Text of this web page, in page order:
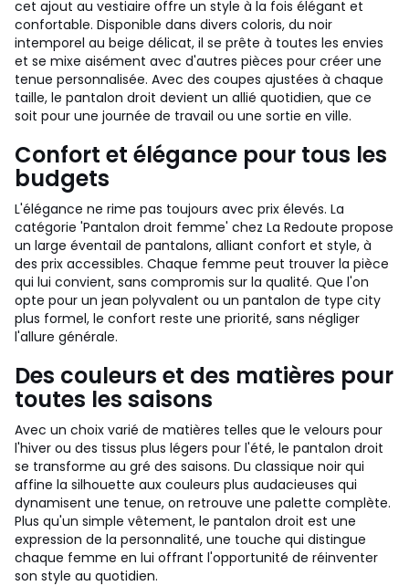
cet ajout au vestiaire offre un style à la fois élégant et
confortable. Disponible dans divers coloris, du noir
intemporel au beige délicat, il se prête à toutes les envies
et se mixe aisément avec d'autres pièces pour créer une
tenue personnalisée. Avec des coupes ajustées à chaque
taille, le pantalon droit devient un allié quotidien, que ce
soit pour une journée de travail ou une sortie en ville.
Confort et élégance pour tous les
budgets
L'élégance ne rime pas toujours avec prix élevés. La
catégorie 'Pantalon droit femme' chez La Redoute propose
un large éventail de pantalons, alliant confort et style, à
des prix accessibles. Chaque femme peut trouver la pièce
qui lui convient, sans compromis sur la qualité. Que l'on
opte pour un jean polyvalent ou un pantalon de type city
plus formel, le confort reste une priorité, sans négliger
l'allure générale.
Des couleurs et des matières pour
toutes les saisons
Avec un choix varié de matières telles que le velours pour
l'hiver ou des tissus plus légers pour l'été, le pantalon droit
se transforme au gré des saisons. Du classique noir qui
affine la silhouette aux couleurs plus audacieuses qui
dynamisent une tenue, on retrouve une palette complète.
Plus qu'un simple vêtement, le pantalon droit est une
expression de la personnalité, une touche qui distingue
chaque femme en lui offrant l'opportunité de réinventer
son style au quotidien.